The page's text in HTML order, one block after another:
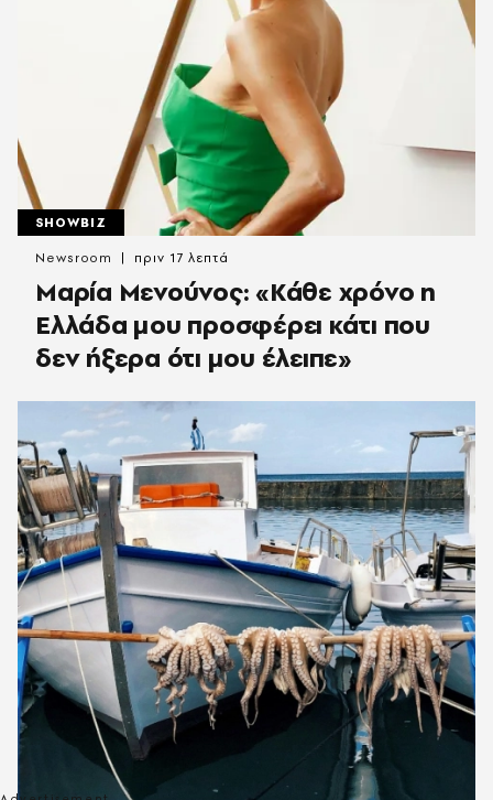
SHOWBIZ
Μαρία Μενούνος: «Κάθε χρόνο η
Ελλάδα μου προσφέρει κάτι που
δεν ήξερα ότι μου έλειπε»
Newsroom πριν 17 λεπτά